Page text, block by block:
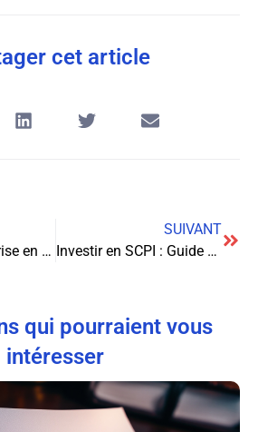
cet article
Création d’entreprise en ligne : Guide complet pour lancer votre activité sur internet
SUIVANT
Investir en SCPI : Guide complet pour optimiser votre patrimoine immobilier
qui pourraient vous
intéresser